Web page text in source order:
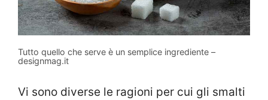
Tutto quello che serve è un semplice ingrediente –
designmag.it
Vi sono diverse le ragioni per cui gli smalti